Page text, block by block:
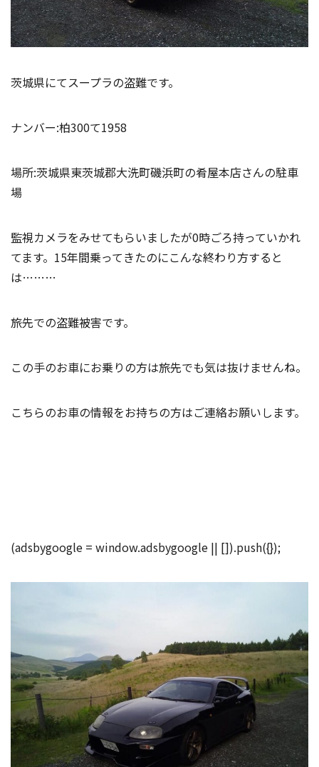
茨城県にてスープラの盗難です。
ナンバー:柏300て1958
場所:茨城県東茨城郡大洗町磯浜町の肴屋本店さんの駐車
場
監視カメラをみせてもらいましたが0時ごろ持っていかれ
てます。15年間乗ってきたのにこんな終わり方すると
は………
旅先での盗難被害です。
この手のお車にお乗りの方は旅先でも気は抜けませんね。
こちらのお車の情報をお持ちの方はご連絡お願いします。
(adsbygoogle = window.adsbygoogle || []).push({});